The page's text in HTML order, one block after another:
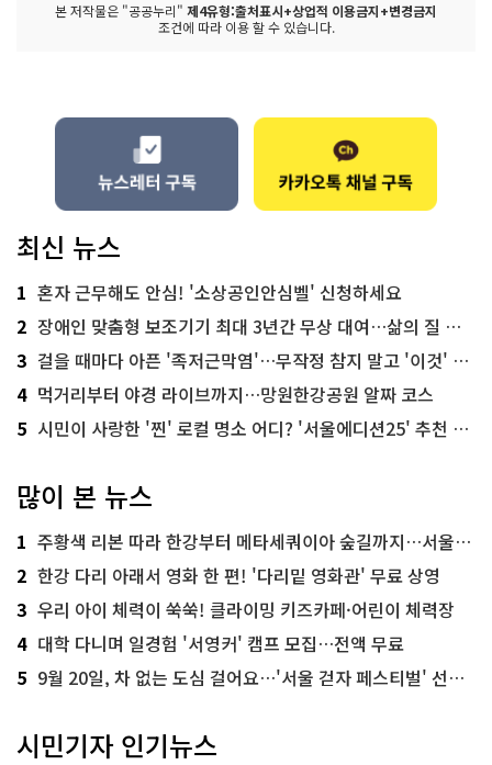
본 저작물은 "공공누리" 제4유형:출처표시+상업적 이용금지+변경금지
조건에 따라 이용 할 수 있습니다.
최신 뉴스
1 혼자 근무해도 안심! '소상공인안심벨' 신청하세요
2 장애인 맞춤형 보조기기 최대 3년간 무상 대여…삶의 질 높인다
3 걸을 때마다 아픈 '족저근막염'…무작정 참지 말고 '이것' 해보세요!
4 먹거리부터 야경 라이브까지…망원한강공원 알짜 코스
5 시민이 사랑한 '찐' 로컬 명소 어디? '서울에디션25' 추천 코스
많이 본 뉴스
1 주황색 리본 따라 한강부터 메타세쿼이아 숲길까지…서울둘레길 15코스
2 한강 다리 아래서 영화 한 편! '다리밑 영화관' 무료 상영
3 우리 아이 체력이 쑥쑥! 클라이밍 키즈카페·어린이 체력장
4 대학 다니며 일경험 '서영커' 캠프 모집…전액 무료
5 9월 20일, 차 없는 도심 걸어요…'서울 걷자 페스티벌' 선착순 5천명
시민기자 인기뉴스